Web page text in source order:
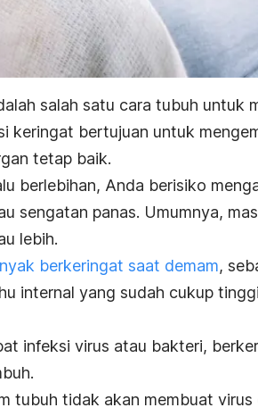
salah satu cara tubuh untuk
keringat bertujuan untuk
tetap baik.
berlebihan, Anda berisiko
sengatan panas. Umumnya,
lebih.
berkeringat saat demam,
internal yang sudah cukup
infeksi virus atau bakteri,
tubuh tidak akan membuat